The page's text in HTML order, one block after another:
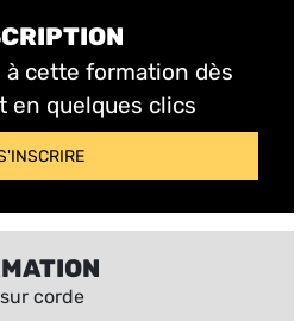
cette formation dès
en quelques clics
corde